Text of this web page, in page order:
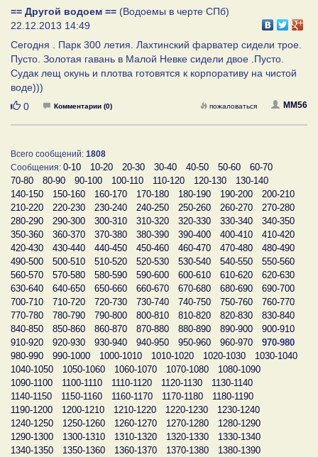
== Другой водоем == (Водоемы в черте СПб)
22.12.2013 14:49
Сегодня . Парк 300 летия. Лахтинский фарватер сидели трое.
Пусто. Золотая гавань в Малой Невке сидели двое .Пусто.
Судак лещ окунь и плотва готовятся к корпоративу на чистой
воде)))
Нравится
0 Комментарии (0) MM56
пожаловаться
Всего сообщений: 1808
Сообщения: 0-10 10-20 20-30 30-40 40-50 50-60
60-70
70-80
80-90 90-100 100-110 110-120 120-130
130-140
140-150
150-160 160-170 170-180 180-190 190-200
200-210
210-220
220-230 230-240 240-250 250-260 260-270
270-280
280-290
290-300 300-310 310-320 320-330 330-340
340-350
350-360
360-370 370-380 380-390 390-400 400-410
410-420
420-430
430-440 440-450 450-460 460-470 470-480
480-490
490-500
500-510 510-520 520-530 530-540 540-550
550-560
560-570
570-580 580-590 590-600 600-610 610-620
620-630
630-640
640-650 650-660 660-670 670-680 680-690
690-700
700-710
710-720 720-730 730-740 740-750 750-760
760-770
770-780
780-790 790-800 800-810 810-820 820-830
830-840
840-850
850-860 860-870 870-880 880-890 890-900
900-910
910-920
920-930 930-940 940-950 950-960 960-970
970-980
980-990
990-1000 1000-1010 1010-1020 1020-1030
1030-1040
1040-1050
1050-1060 1060-1070 1070-1080
1080-1090
1090-1100
1100-1110 1110-1120 1120-1130
1130-1140
1140-1150
1150-1160 1160-1170 1170-1180
1180-1190
1190-1200
1200-1210 1210-1220 1220-1230
1230-1240
1240-1250
1250-1260 1260-1270 1270-1280
1280-1290
1290-1300
1300-1310 1310-1320 1320-1330
1330-1340
1340-1350
1350-1360 1360-1370 1370-1380
1380-1390